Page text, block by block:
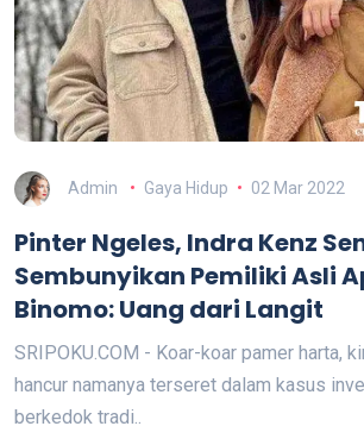
Admin Gaya Hidup 02 Mar 2022
Pinter Ngeles, Indra Kenz
Sembunyikan Pemiliki Asli
Binomo: Uang dari Langit
SRIPOKU.COM - Koar-koar pamer harta,
hancur namanya terseret dalam kasus
berkedok tradi..